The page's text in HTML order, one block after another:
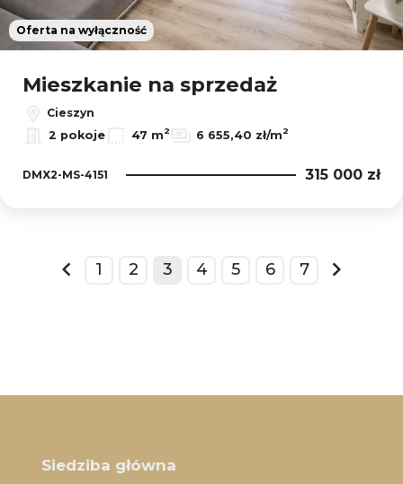
Oferta na wyłączność
Mieszkanie na sprzedaż
Cieszyn
2 pokoje
47 m2 6 655,40 zł/m2
DMX2-MS-4151 315 000 zł
prev
1 2 3 4 5 6 7
next
Siedziba główna